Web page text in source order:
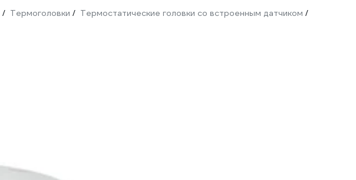
/ Термоголовки / Термостатические головки со встроенным датчиком /